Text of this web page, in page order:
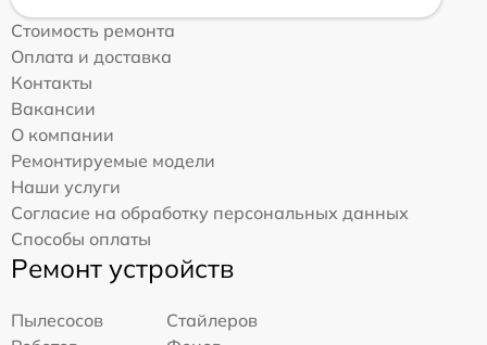
Стоимость ремонта
Оплата и доставка
Контакты
Вакансии
О компании
Ремонтируемые модели
Наши услуги
Согласие на обработку персональных данных
Способы оплаты
Ремонт устройств
Пылесосов
Стайлеров